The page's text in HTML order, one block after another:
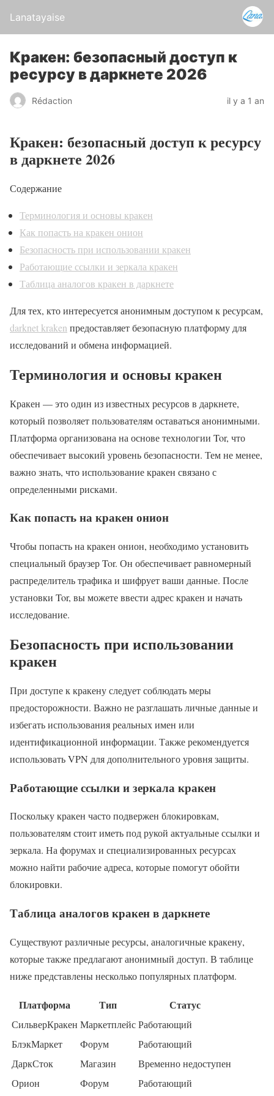
Lanatayaise
Кракен: безопасный доступ к
ресурсу в даркнете 2026
Rédaction il y a 1 an
Кракен: безопасный доступ к ресурсу
в даркнете 2026
Содержание
Терминология и основы кракен
Как попасть на кракен онион
Безопасность при использовании кракен
Работающие ссылки и зеркала кракен
Таблица аналогов кракен в даркнете
Для тех, кто интересуется анонимным доступом к ресурсам,
darknet kraken предоставляет безопасную платформу для
исследований и обмена информацией.
Терминология и основы кракен
Кракен — это один из известных ресурсов в даркнете,
который позволяет пользователям оставаться анонимными.
Платформа организована на основе технологии Tor, что
обеспечивает высокий уровень безопасности. Тем не менее,
важно знать, что использование кракен связано с
определенными рисками.
Как попасть на кракен онион
Чтобы попасть на кракен онион, необходимо установить
специальный браузер Tor. Он обеспечивает равномерный
распределитель трафика и шифрует ваши данные. После
установки Tor, вы можете ввести адрес кракен и начать
исследование.
Безопасность при использовании
кракен
При доступе к кракену следует соблюдать меры
предосторожности. Важно не разглашать личные данные и
избегать использования реальных имен или
идентификационной информации. Также рекомендуется
использовать VPN для дополнительного уровня защиты.
Работающие ссылки и зеркала кракен
Поскольку кракен часто подвержен блокировкам,
пользователям стоит иметь под рукой актуальные ссылки и
зеркала. На форумах и специализированных ресурсах
можно найти рабочие адреса, которые помогут обойти
блокировки.
Таблица аналогов кракен в даркнете
Существуют различные ресурсы, аналогичные кракену,
которые также предлагают анонимный доступ. В таблице
ниже представлены несколько популярных платформ.
Платформа Тип Статус
СильверКракен МаркетплейсРаботающий
БлэкМаркет
Форум
Работающий
ДаркСток
Магазин
Временно недоступен
Орион
Форум
Работающий